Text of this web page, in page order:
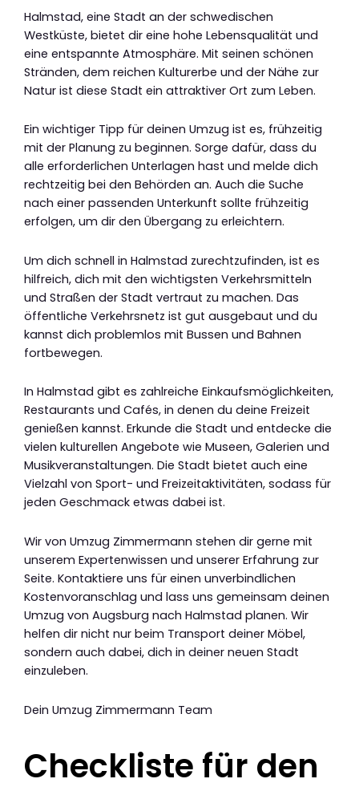
Halmstad, eine Stadt an der schwedischen
Westküste, bietet dir eine hohe Lebensqualität und
eine entspannte Atmosphäre. Mit seinen schönen
Stränden, dem reichen Kulturerbe und der Nähe zur
Natur ist diese Stadt ein attraktiver Ort zum Leben.
Ein wichtiger Tipp für deinen Umzug ist es, frühzeitig
mit der Planung zu beginnen. Sorge dafür, dass du
alle erforderlichen Unterlagen hast und melde dich
rechtzeitig bei den Behörden an. Auch die Suche
nach einer passenden Unterkunft sollte frühzeitig
erfolgen, um dir den Übergang zu erleichtern.
Um dich schnell in Halmstad zurechtzufinden, ist es
hilfreich, dich mit den wichtigsten Verkehrsmitteln
und Straßen der Stadt vertraut zu machen. Das
öffentliche Verkehrsnetz ist gut ausgebaut und du
kannst dich problemlos mit Bussen und Bahnen
fortbewegen.
In Halmstad gibt es zahlreiche Einkaufsmöglichkeiten,
Restaurants und Cafés, in denen du deine Freizeit
genießen kannst. Erkunde die Stadt und entdecke die
vielen kulturellen Angebote wie Museen, Galerien und
Musikveranstaltungen. Die Stadt bietet auch eine
Vielzahl von Sport- und Freizeitaktivitäten, sodass für
jeden Geschmack etwas dabei ist.
Wir von Umzug Zimmermann stehen dir gerne mit
unserem Expertenwissen und unserer Erfahrung zur
Seite. Kontaktiere uns für einen unverbindlichen
Kostenvoranschlag und lass uns gemeinsam deinen
Umzug von Augsburg nach Halmstad planen. Wir
helfen dir nicht nur beim Transport deiner Möbel,
sondern auch dabei, dich in deiner neuen Stadt
einzuleben.
Dein Umzug Zimmermann Team
Checkliste für den